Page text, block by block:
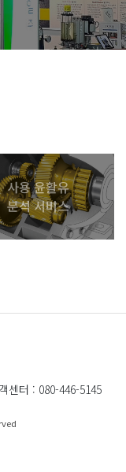
사용 윤활유
분석 서비스
센터 : 080-446-5145